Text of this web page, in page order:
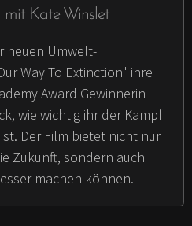
mit Kate Winslet
neuen Umwelt-
Way To Extinction" ihre
Award Gewinnerin
wie wichtig ihr der Kampf
Der Film bietet nicht nur
Zukunft, sondern auch
machen können.